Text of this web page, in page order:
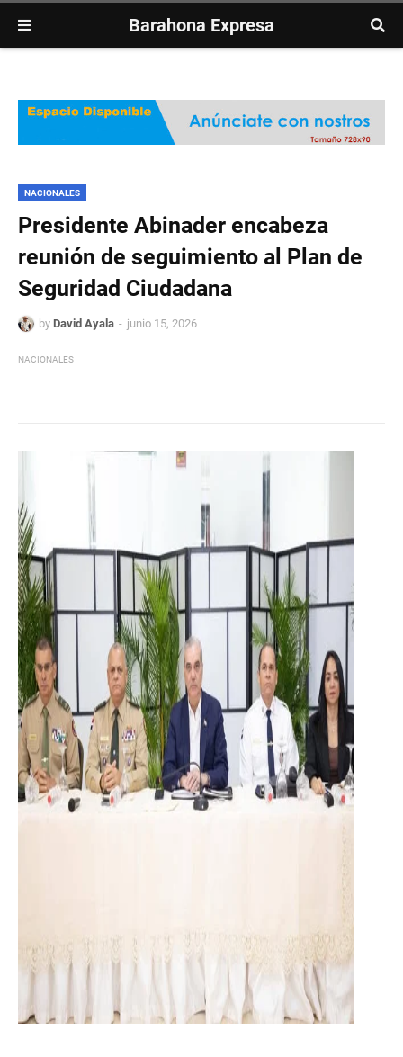
Barahona Expresa
NACIONALES
Presidente Abinader encabeza
reunión de seguimiento al Plan de
Seguridad Ciudadana
by David Ayala junio 15, 2026
NACIONALES